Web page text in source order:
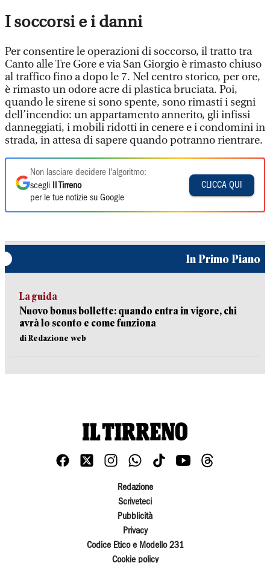
I soccorsi e i danni
Per consentire le operazioni di soccorso, il tratto tra
Canto alle Tre Gore e via San Giorgio è rimasto chiuso
al traffico fino a dopo le 7. Nel centro storico, per ore,
è rimasto un odore acre di plastica bruciata. Poi,
quando le sirene si sono spente, sono rimasti i segni
dell’incendio: un appartamento annerito, gli infissi
danneggiati, i mobili ridotti in cenere e i condomini in
strada, in attesa di sapere quando potranno rientrare.
Non lasciare decidere l'algoritmo:
scegli
Il Tirreno
per le tue notizie su Google
CLICCA QUI
In Primo Piano
La guida
Nuovo bonus bollette: quando entra in vigore, chi
avrà lo sconto e come funziona
di Redazione web
Redazione
Scriveteci
Pubblicità
Privacy
Codice Etico e Modello 231
Cookie policy